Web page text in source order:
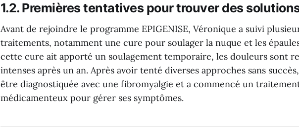
1.2. Premières tentatives pour trouver des
Avant de rejoindre le programme EPIGENISE, Véronique a suivi
traitements, notamment une cure pour soulager la nuque et les
cette cure ait apporté un soulagement temporaire, les douleurs sont
intenses après un an. Après avoir tenté diverses approches sans
être diagnostiquée avec une fibromyalgie et a commencé un
médicamenteux pour gérer ses symptômes.